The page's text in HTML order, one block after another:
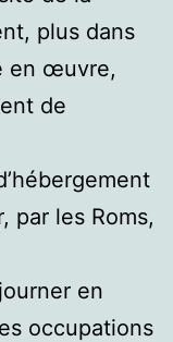
plus dans
en œuvre,
de
par les Roms,
en
occupations